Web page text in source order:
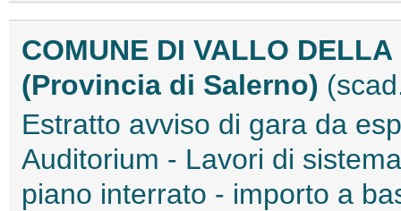
COMUNE DI VALLO
(Provincia di Salerno)
Estratto avviso di gara da
Auditorium - Lavori di
piano interrato - importo a